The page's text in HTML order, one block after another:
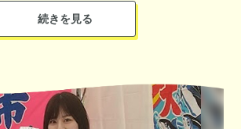
ーリズム」事業では、町内の農家と連携し、
掘りを中心とした収穫体験を提供していま
に味噌づくりや太巻き花すしなどの楽しい体
触れることができます。​お祭りやイベント、
「ハロー千葉」でお知らせしています。​